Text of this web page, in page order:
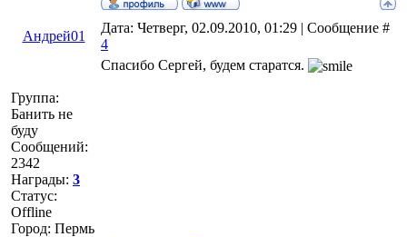
Андрей01
Дата: Четверг, 02.09.2010, 01:29 | Сообщение #
4
Группа:
Банить не
буду
Сообщений:
2342
Награды: 3
Статус:
Offline
Город: Пермь
Спасибо Сергей, будем старатся.